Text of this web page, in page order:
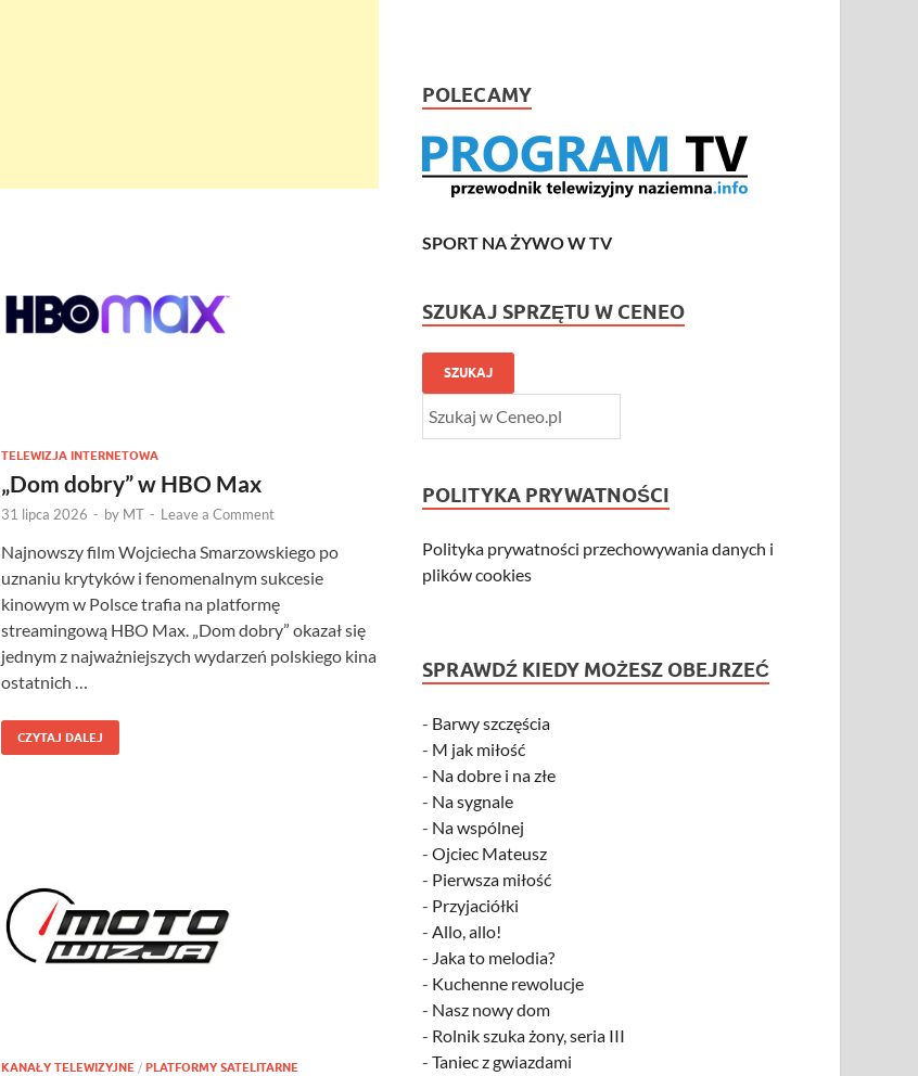
TELEWIZJA INTERNETOWA
„Dom dobry” w HBO Max
31 lipca 2026 - by MT - Leave a Comment
Najnowszy film Wojciecha Smarzowskiego po
uznaniu krytyków i fenomenalnym sukcesie
kinowym w Polsce trafia na platformę
streamingową HBO Max. „Dom dobry” okazał się
jednym z najważniejszych wydarzeń polskiego kina
ostatnich …
CZYTAJ DALEJ
KANAŁY TELEWIZYJNE / PLATFORMY SATELITARNE
POLECAMY
SPORT NA ŻYWO W TV
SZUKAJ SPRZĘTU W CENEO
SZUKAJ
POLITYKA PRYWATNOŚCI
Polityka prywatności przechowywania danych i
plików cookies
SPRAWDŹ KIEDY MOŻESZ OBEJRZEĆ
- Barwy szczęścia
- M jak miłość
- Na dobre i na złe
- Na sygnale
- Na wspólnej
-Ojciec Mateusz
- Pierwsza miłość
- Przyjaciółki
-Allo, allo!
- Jaka to melodia?
- Kuchenne rewolucje
- Nasz nowy dom
- Rolnik szuka żony, seria III
-Taniec z gwiazdami